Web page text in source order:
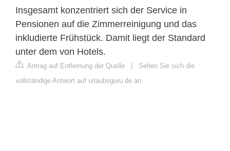
Insgesamt konzentriert sich der Service in
Pensionen auf die Zimmerreinigung und das
inkludierte Frühstück. Damit liegt der Standard
unter dem von Hotels.
Antrag auf Entfernung der Quelle
Sehen Sie sich die
vollständige Antwort auf urlaubsguru.de an